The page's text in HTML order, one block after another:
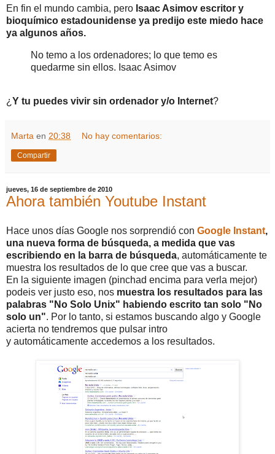
En fin el mundo cambia, pero Isaac Asimov escritor y
bioquímico estadounidense ya predijo este miedo hace
ya algunos años.
No temo a los ordenadores; lo que temo es
quedarme sin ellos. Isaac Asimov
¿Y tu puedes vivir sin ordenador y/o Internet?
Marta en 20:38 No hay comentarios:
Compartir
jueves, 16 de septiembre de 2010
Ahora también Youtube Instant
Hace unos días Google nos sorprendió con Google Instant,
una nueva forma de búsqueda, a medida que vas
escribiendo en la barra de búsqueda, automáticamente te
muestra los resultados de lo que cree que vas a buscar.
En la siguiente imagen (pinchad encima para verla mejor)
podeis ver justo eso, nos muestra los resultados para las
palabras "No Solo Unix" habiendo escrito tan solo "No
solo un". Por lo tanto, si estamos buscando algo y Google
acierta no tendremos que pulsar intro
y automáticamente accedemos a los resultados.